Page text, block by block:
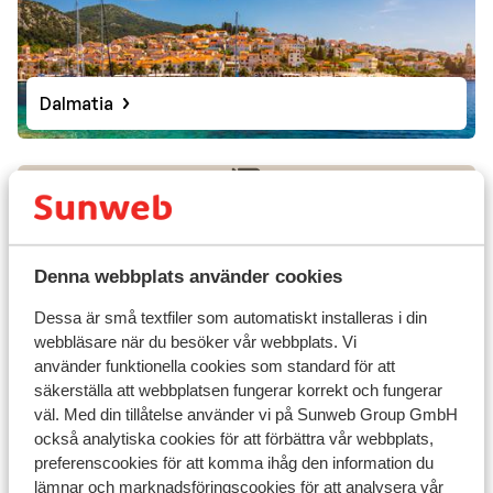
Denna webbplats använder cookies
Dessa är små textfiler som automatiskt installeras i din
webbläsare när du besöker vår webbplats. Vi
använder funktionella cookies som standard för att
säkerställa att webbplatsen fungerar korrekt och fungerar
väl. Med din tillåtelse använder vi på Sunweb Group GmbH
också analytiska cookies för att förbättra vår webbplats,
preferenscookies för att komma ihåg den information du
lämnar och marknadsföringscookies för att analysera vår
som är en smakfull gryta och har sitt ursprung i södra
Kroatien. Maträtten består av bräserat nötkött som
serveras i en sås gjord av bland annat vin, plommon och
vitlök. Denna avnjuts bäst med ett glas iskall Pivo, ett
populärt kroatiska öl.
några av världens bästa och mest exklusiva tryfflar.
restauranger använder tryffeln att lyxa till menyn
Dalmatia
Dubrovnik kusten
Huvudstad:
Kroatiens huvudstad heter Zagreb.
Språk:
Det officiella språket är kroatiska. På de flesta platser
talas också tyska. I turistområdena talar många även